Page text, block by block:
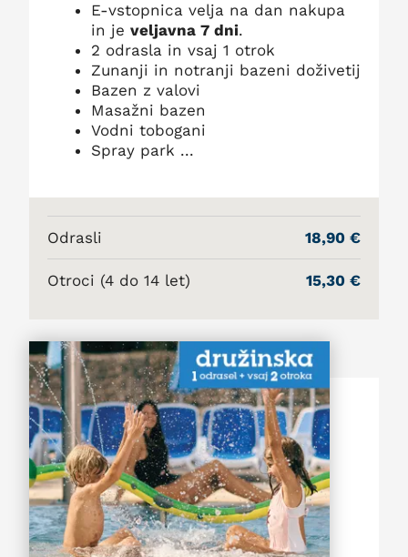
E-vstopnica velja na dan nakupa
in je veljavna 7 dni.
2 odrasla in vsaj 1 otrok
Zunanji in notranji bazeni doživetij
Bazen z valovi
Masažni bazen
Vodni tobogani
Spray park ...
Odrasli 18,90 €
Otroci (4 do 14 let) 15,30 €